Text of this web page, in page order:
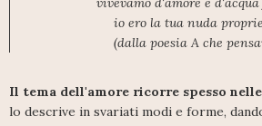
io ero la tua nuda
(dalla poesia A che
Il tema dell'amore ricorre spesso
lo descrive in svariati modi e forme,